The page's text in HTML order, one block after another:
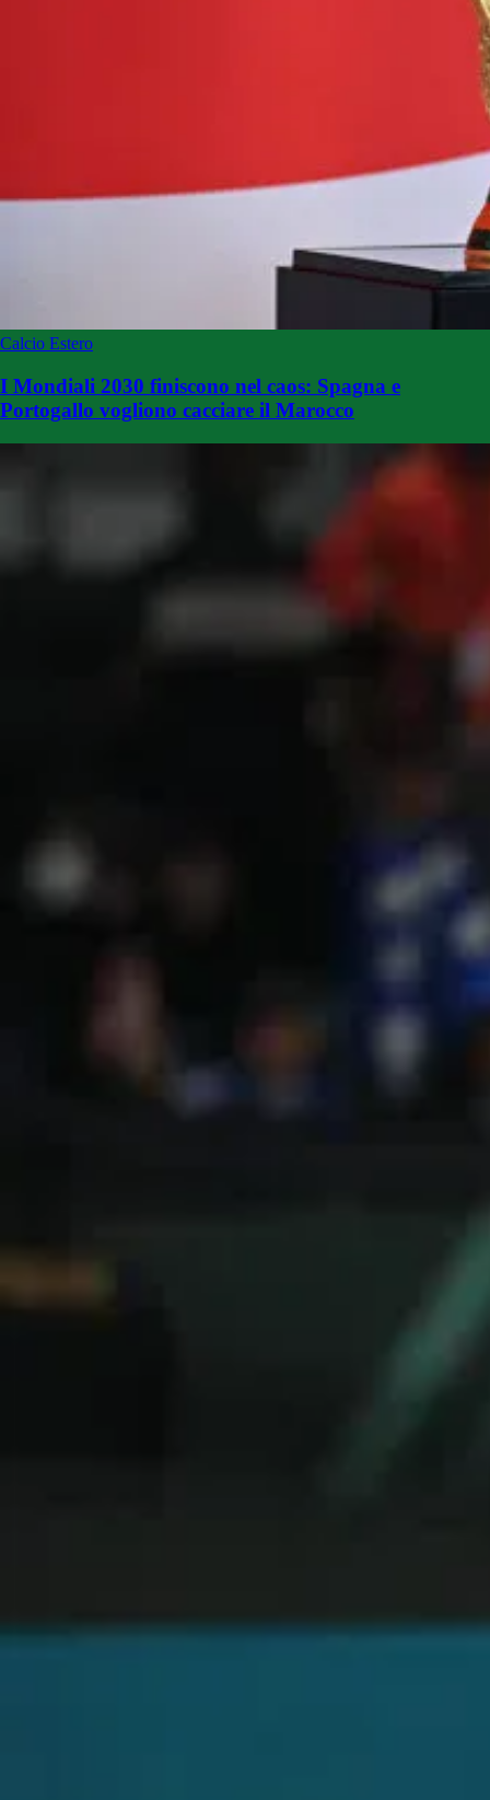
Calcio Estero
I Mondiali 2030 finiscono nel caos: Spagna e
Portogallo vogliono cacciare il Marocco